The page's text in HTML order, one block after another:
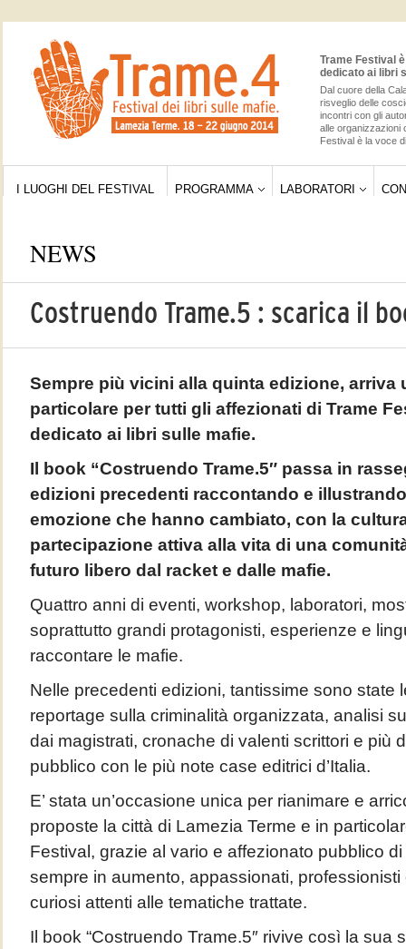
Trame Festival
dedicato ai libri
Dal cuore della
risveglio delle
incontri con gli
alle organizzazioni
Festival è la voce
I LUOGHI DEL FESTIVAL PROGRAMMA LABORATORI
NEWS
Costruendo Trame.5 : scarica il
Sempre più vicini alla quinta edizione, arriva
particolare per tutti gli affezionati di Trame
dedicato ai libri sulle mafie.
Il book “Costruendo Trame.5″ passa in
edizioni precedenti raccontando e
emozione che hanno cambiato, con la
partecipazione attiva alla vita di una
futuro libero dal racket e dalle mafie.
Quattro anni di eventi, workshop, laboratori,
soprattutto grandi protagonisti, esperienze e
raccontare le mafie.
Nelle precedenti edizioni, tantissime sono state
reportage sulla criminalità organizzata, analisi
dai magistrati, cronache di valenti scrittori e più
pubblico con le più note case editrici d’Italia.
E’ stata un’occasione unica per rianimare e
proposte la città di Lamezia Terme e in
Festival, grazie al vario e affezionato pubblico
sempre in aumento, appassionati,
curiosi attenti alle tematiche trattate.
Il book “Costruendo Trame.5″ rivive così la sua